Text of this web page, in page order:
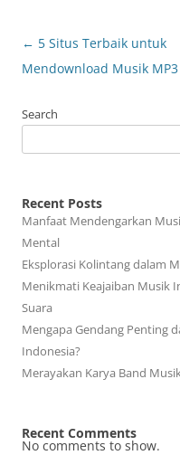
Post
navigation
← 5 Situs Terbaik untuk
Mendownload Musik MP3
Search
Recent Posts
Manfaat Mendengarkan
Mental
Eksplorasi Kolintang dalam
Menikmati Keajaiban Musik
Suara
Mengapa Gendang Penting
Indonesia?
Merayakan Karya Band
Recent Comments
No comments to show.